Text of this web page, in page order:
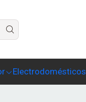
Electrodomésticos